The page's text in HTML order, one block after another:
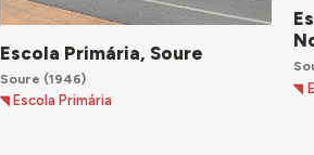
Escola Primária, Soure
Soure (1946)
Escola Primária